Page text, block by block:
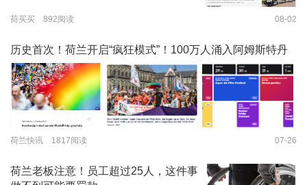
荷买买 892阅读 08-02
历史首次！荷兰开启“疯狂模式”！100万人涌入阿姆斯特丹
荷兰快讯 1817阅读 07-26
荷兰老板注意！员工超过25人，这件事